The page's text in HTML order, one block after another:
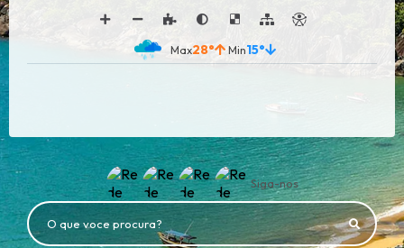
28° 15°
Siga-nos
O que voce procura?